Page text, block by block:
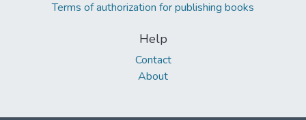
Terms of authorization for publishing books
Help
Contact
About